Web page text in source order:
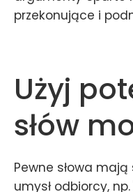
przekonujące i
Użyj
słów
Pewne słowa
umysł odbiorcy,